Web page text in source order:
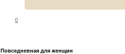
0
Повседневная для женщин